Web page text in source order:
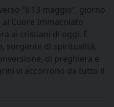
“il 13 maggio”, giorno
Cuore Immacolato
ai cristiani di oggi. È
sorgente di spiritualità,
di preghiera e
vi accorrono da tutto il